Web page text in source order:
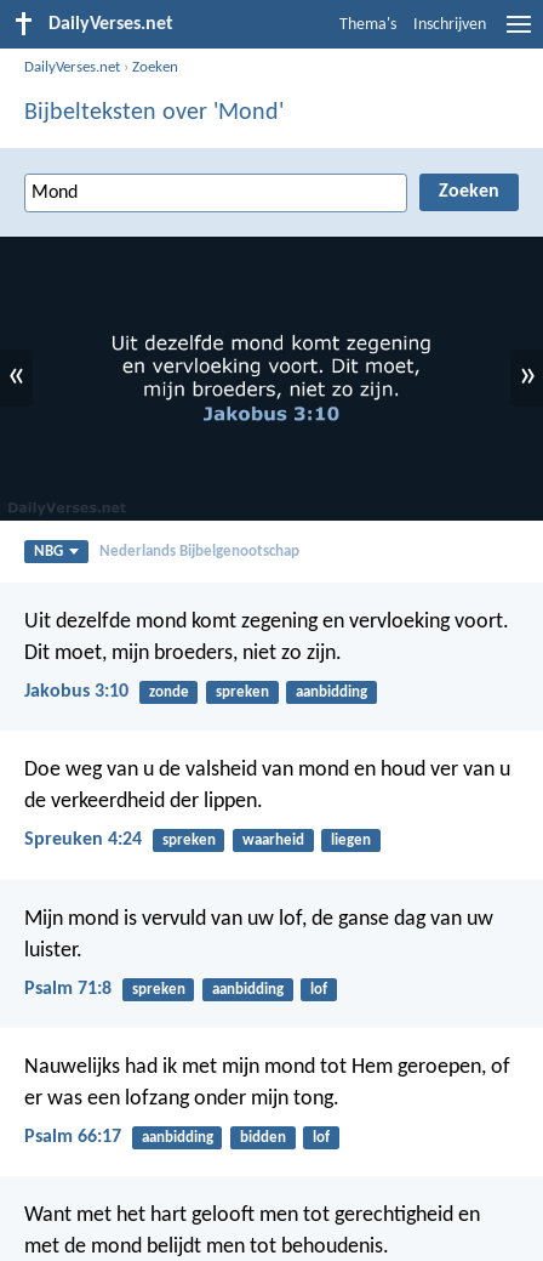
DailyVerses.net Thema's Inschrijven
DailyVerses.net ›Zoeken
Bijbelteksten over 'Mond'
« »
NBG Nederlands Bijbelgenootschap
Uit dezelfde mond komt zegening en vervloeking voort.
Dit moet, mijn broeders, niet zo zijn.
Jakobus 3:10 zonde spreken aanbidding
Doe weg van u de valsheid van mond en houd ver van u
de verkeerdheid der lippen.
Spreuken 4:24 spreken waarheid liegen
Mijn mond is vervuld van uw lof, de ganse dag van uw
luister.
Psalm 71:8 spreken aanbidding lof
Nauwelijks had ik met mijn mond tot Hem geroepen, of
er was een lofzang onder mijn tong.
Psalm 66:17 aanbidding bidden lof
Want met het hart gelooft men tot gerechtigheid en
met de mond belijdt men tot behoudenis.